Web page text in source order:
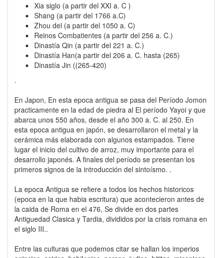
Xia siglo (a partir del XXI a. C )
Shang (a partir del 1766 a.C)
Zhou del (a partir del 1050 a. C)
Reinos Combatientes (a partir del 256 a. C.)
Dinastía Qin (a partir del 221 a. C.)
Dinastía Han(a partir del 206 a. C. hasta (265)
Dinastía Jin ((265-420)
.
En Japon, En esta epoca antigua se pasa del Período Jomon
practicamente en la edad de piedra al El período Yayoi y que
abarca unos 550 años, desde el año 300 a. C. al 250. En
esta epoca antigua en japón, se desarrollaron el metal y la
cerámica más elaborada con algunos estampados. Tiene
lugar el inicio del cultivo de arroz, muy importante para el
desarrollo japonés. A finales del período se presentan los
primeros signos de la introducción del sintoísmo. .
La epoca Antigua se refiere a todos los hechos historicos
(epoca en la que habia escritura) que acontecieron antes de
la caida de Roma en el 476, Se divide en dos partes
Antiguedad Clasica y Tardia, divididos por la crisis romana en
el siglo III..
Entre las culturas que podemos citar se hallan los imperios